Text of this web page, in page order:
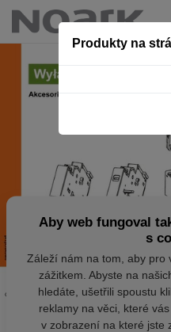
Produkty na
Aby web fungoval
s
Záleží nám na tom, aby pro
zážitkem. Abyste na
hledáte, ušetřili spoustu
reklamy na věci, které
v zobrazení na které jste